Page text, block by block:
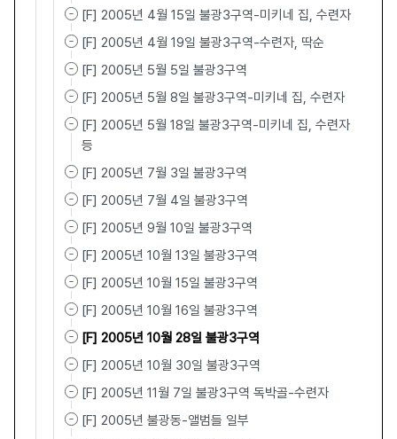
[F] 2005년 4월 15일 불광3구역-미키네 집, 수련자
[F] 2005년 4월 19일 불광3구역-수련자, 딱순
[F] 2005년 5월 5일 불광3구역
[F] 2005년 5월 8일 불광3구역-미키네 집, 수련자
[F] 2005년 5월 18일 불광3구역-미키네 집, 수련자
등
[F] 2005년 7월 3일 불광3구역
[F] 2005년 7월 4일 불광3구역
[F] 2005년 9월 10일 불광3구역
[F] 2005년 10월 13일 불광3구역
[F] 2005년 10월 15일 불광3구역
[F] 2005년 10월 16일 불광3구역
[F] 2005년 10월 28일 불광3구역
[F] 2005년 10월 30일 불광3구역
[F] 2005년 11월 7일 불광3구역 독박골-수련자
[F] 2005년 불광동-앨범들 일부